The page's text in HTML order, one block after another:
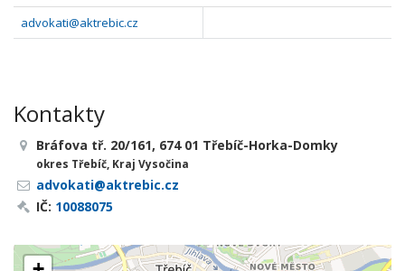
advokati@aktrebic.cz
Kontakty
Bráfova tř. 20/161, 674 01 Třebíč-Horka-Domky
okres Třebíč, Kraj Vysočina
advokati@aktrebic.cz
IČ: 10088075